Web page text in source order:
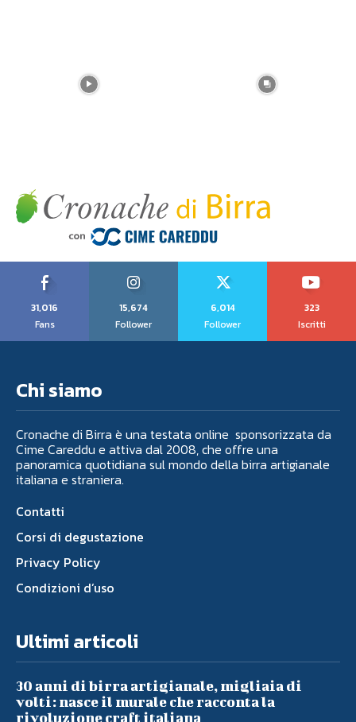
31,016
Fans
15,674
Follower
6,014
Follower
323
Iscritti
Chi siamo
Cronache di Birra è una testata online sponsorizzata da
Cime Careddu e attiva dal 2008, che offre una
panoramica quotidiana sul mondo della birra artigianale
italiana e straniera.
Contatti
Corsi di degustazione
Privacy Policy
Condizioni d’uso
Ultimi articoli
30 anni di birra artigianale, migliaia di
volti: nasce il murale che racconta la
rivoluzione craft italiana